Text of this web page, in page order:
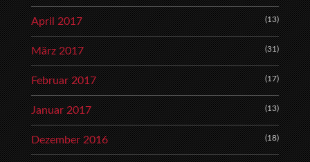
April 2017 (13)
März 2017 (31)
Februar 2017 (17)
Januar 2017 (13)
Dezember 2016 (18)